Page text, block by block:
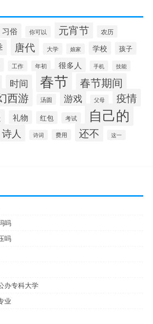
习俗 你可以 元宵节 农历
唐代 大学 娘家 学校 孩子
工作 年初 很多人 手机 技能
时间 春节 春节期间
西游 汤圆 游戏 父母 疫情
礼物 红包 考试 自己的
诗人 诗词 费用 还不 这一
吗
吗
办专科大学
业